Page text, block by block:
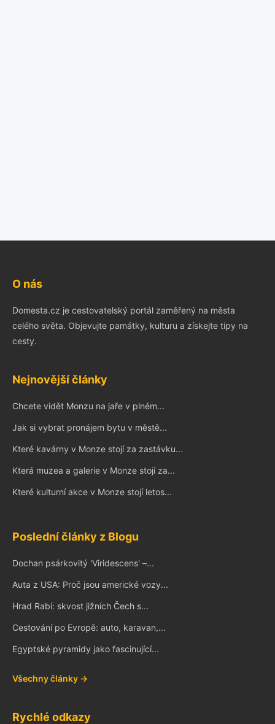
O nás
Domesta.cz je cestovatelský portál zaměřený na města
celého světa. Objevujte památky, kulturu a získejte tipy na
cesty.
Nejnovější články
Chcete vidět Monzu na jaře v plném...
Jak si vybrat pronájem bytu v městě...
Které kavárny v Monze stojí za zastávku...
Která muzea a galerie v Monze stojí za...
Které kulturní akce v Monze stojí letos...
Poslední články z Blogu
Dochan psárkovitý 'Viridescens' –...
Auta z USA: Proč jsou americké vozy...
Hrad Rabí: skvost jižních Čech s...
Cestování po Evropě: auto, karavan,...
Egyptské pyramidy jako fascinující...
Všechny články →
Rychlé odkazy